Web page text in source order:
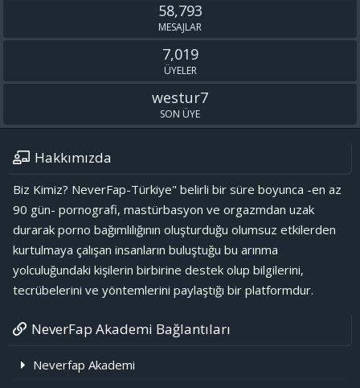
58,793
MESAJLAR
7,019
ÜYELER
westur7
SON ÜYE
Hakkımızda
Biz Kimiz? NeverFap-Türkiye" belirli bir süre boyunca -en az
90 gün- pornografi, mastürbasyon ve orgazmdan uzak
durarak porno bağımlılığının oluşturduğu olumsuz etkilerden
kurtulmaya çalışan insanların buluştuğu bu arınma
yolculuğundaki kişilerin birbirine destek olup bilgilerini,
tecrübelerini ve yöntemlerini paylaştığı bir platformdur.
NeverFap Akademi Bağlantıları
Neverfap Akademi